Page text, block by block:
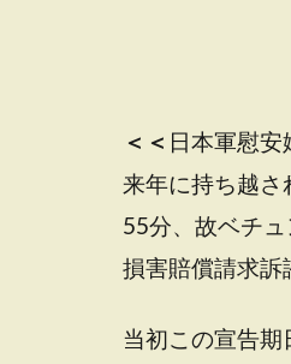
＜＜ 日本軍慰
来年に持ち越
55分、故ベチ
損害賠償請求訴
当初この宣告